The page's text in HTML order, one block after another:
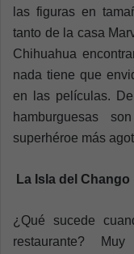
las figuras en
tanto de la casa
Chihuahua
nada tiene que
en las películas.
hamburguesas
superhéroe más
La Isla del Chango
¿Qué sucede
restaurante?